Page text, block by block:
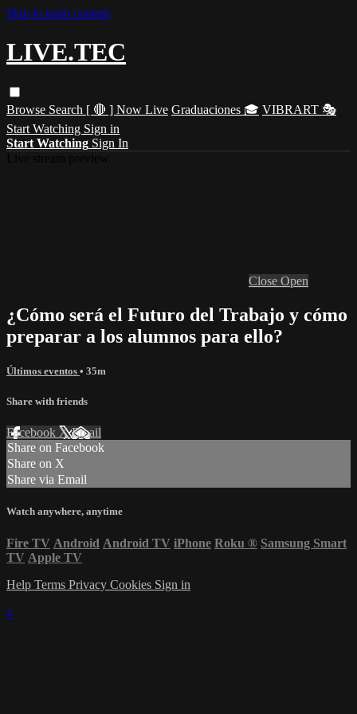
Skip to main content
LIVE.TEC
Browse Search [ 🔴 ] Now Live Graduaciones 🎓 VIBRART 🎭
Start Watching Sign in
Start Watching Sign In
Close Open
¿Cómo será el Futuro del Trabajo y cómo
preparar a los alumnos para ello?
Últimos eventos • 35m
Share with friends
Facebook XEmail
Share on Facebook
Share on X
Share via Email
Watch anywhere, anytime
Fire TV Android Android TV iPhone Roku ® Samsung Smart
TV Apple TV
Help Terms Privacy Cookies Sign in
×